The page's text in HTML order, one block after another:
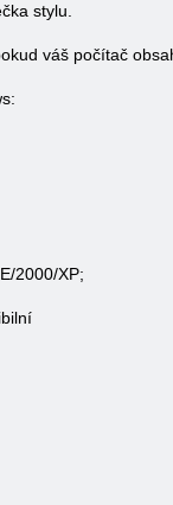
stylu.
váš počítač
2000/XP;